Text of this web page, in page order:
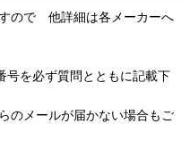
ので 他詳細は各メーカーへ
号を必ず質問とともに記載下
のメールが届かない場合もご